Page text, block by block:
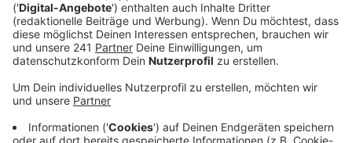
laut Aushang dauerhaft.
Veröffentlicht:Dienstag, 11.06.2024 06:38
Nachdem das alte Bahnhofsgebäude abgerissen